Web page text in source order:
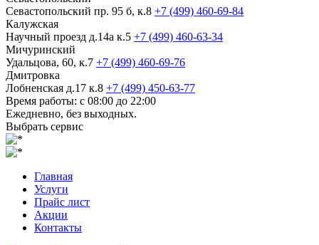
Севастопольский пр. 95 б, к.8 +7 (499) 460-69-84
Калужская
Научный проезд д.14а к.5 +7 (499) 460-63-34
Мичуринский
Удальцова, 60, к.7 +7 (499) 460-69-76
Дмитровка
Лобненская д.17 к.8 +7 (499) 450-63-77
Время работы: с 08:00 до 22:00
Ежедневно, без выходных.
Выбрать сервис
Главная
Услуги
Прайс лист
Акции
Контакты